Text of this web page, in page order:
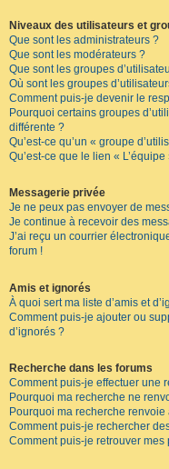
Niveaux des utilisateurs et
Que sont les administrateurs ?
Que sont les modérateurs ?
Que sont les groupes
Où sont les groupes
Comment puis-je devenir le
Pourquoi certains groupes
différente ?
Qu’est-ce qu’un « groupe
Qu’est-ce que le lien « L’équipe
Messagerie privée
Je ne peux pas envoyer de
Je continue à recevoir des
J’ai reçu un courrier
forum !
Amis et ignorés
À quoi sert ma liste d’amis et
Comment puis-je ajouter ou
d’ignorés ?
Recherche dans les forums
Comment puis-je effectuer une
Pourquoi ma recherche ne
Pourquoi ma recherche
Comment puis-je rechercher
Comment puis-je retrouver